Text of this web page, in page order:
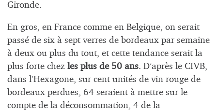
Gironde.
En gros, en France comme en Belgique, on serait
passé de six à sept verres de bordeaux par semaine
à deux ou plus du tout, et cette tendance serait la
plus forte chez les plus de 50 ans. D’après le CIVB,
dans l’Hexagone, sur cent unités de vin rouge de
bordeaux perdues, 64 seraient à mettre sur le
compte de la déconsommation, 4 de la